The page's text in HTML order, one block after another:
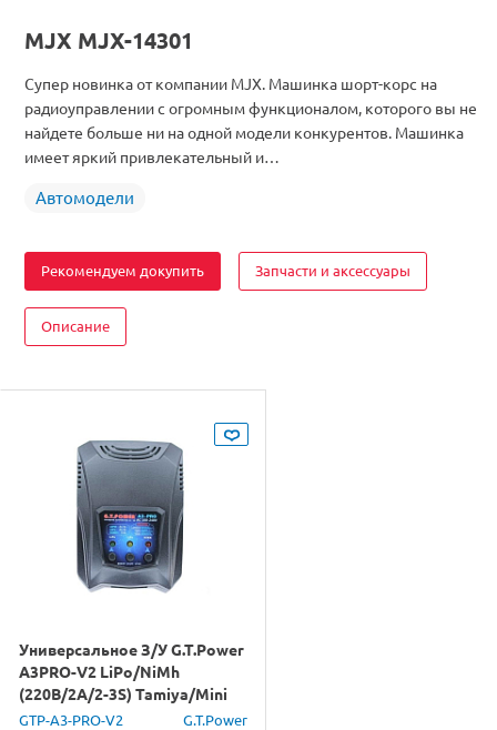
Масштаб
Аккумулятор
MJX MJX-14301
Супер новинка от компании MJX. Машинка шорт-корс на
радиоуправлении с огромным функционалом, которого вы не
найдете больше ни на одной модели конкурентов. Машинка
имеет яркий привлекательный и…
Автомодели
Рекомендуем докупить Запчасти и аксессуары
Описание
Универсальное З/У G.T.Power
A3PRO-V2 LiPo/NiMh
(220В/2A/2-3S) Tamiya/Mini
Tamiya
GTP-A3-PRO-V2 G.T.Power